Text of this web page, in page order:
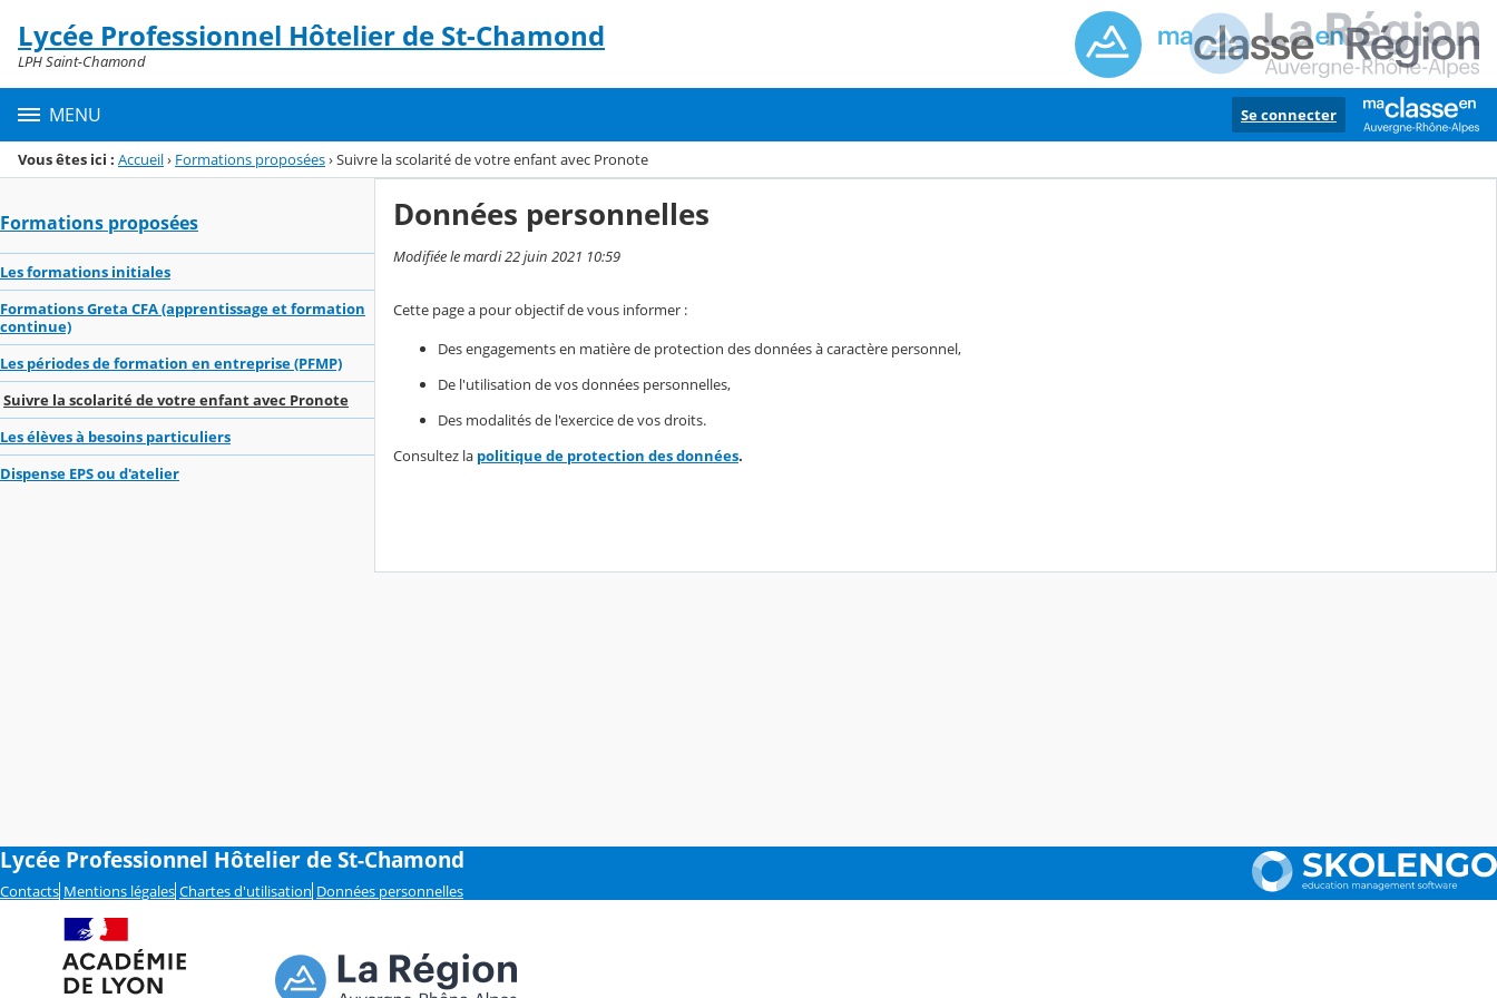
Menu de la rubrique
Contenu
Lycée Professionnel Hôtelier de St-Chamond
LPH Saint-Chamond
MENU Se connecter
Vous êtes ici : Accueil› Formations proposées›Suivre la scolarité de votre enfant avec Pronote
Formations proposées
Les formations initiales
Formations Greta CFA (apprentissage et formation
continue)
Les périodes de formation en entreprise (PFMP)
Suivre la scolarité de votre enfant avec Pronote
Les élèves à besoins particuliers
Dispense EPS ou d'atelier
Données personnelles
Modifiée le mardi 22 juin 2021 10:59
Cette page a pour objectif de vous informer :
Des engagements en matière de protection des données à caractère personnel,
De l'utilisation de vos données personnelles,
Des modalités de l'exercice de vos droits.
Consultez la politique de protection des données.
Lycée Professionnel Hôtelier de St-Chamond
Contacts Mentions légales Chartes d'utilisation Données personnelles